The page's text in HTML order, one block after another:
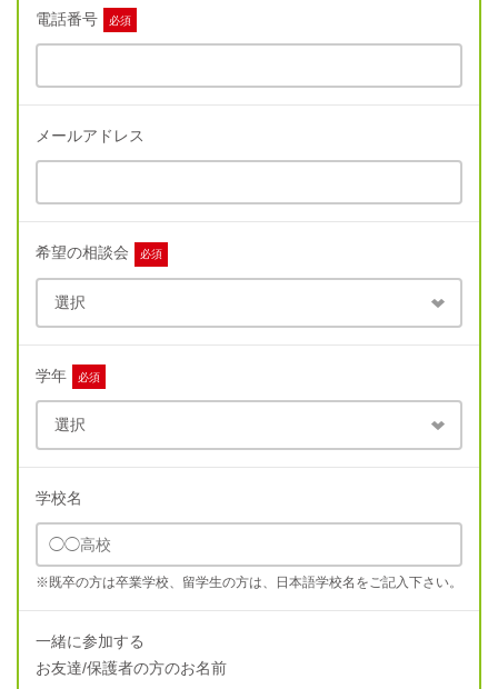
電話番号 必須
メールアドレス
希望の相談会 必須
学年 必須
学校名
※既卒の方は卒業学校、留学生の方は、日本語学校名をご記入下さい。
一緒に参加する
お友達/保護者の方のお名前